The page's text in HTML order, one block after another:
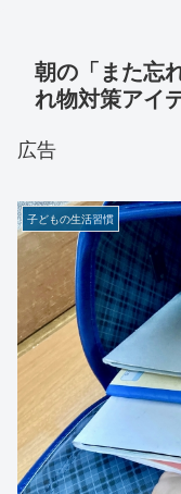
朝の「また忘
れ物対策アイ
広告
子どもの生活習慣